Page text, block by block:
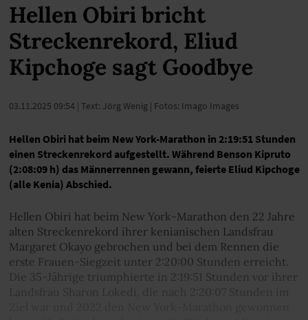
Hellen Obiri bricht
Streckenrekord, Eliud
Kipchoge sagt Goodbye
03.11.2025 09:54| Text: Jörg Wenig | Fotos: Imago Images
Hellen Obiri hat beim New York-Marathon in 2:19:51 Stunden
einen Streckenrekord aufgestellt. Während Benson Kipruto
(2:08:09 h) das Männerrennen gewann, feierte Eliud Kipchoge
(alle Kenia) Abschied.
Hellen Obiri hat beim New York-Marathon den 22 Jahre
alten Streckenrekord ihrer kenianischen Landsfrau
Margaret Okayo gebrochen und bei dem Rennen die
erste Frauen-Siegzeit unter 2:20:00 Stunden erreicht.
Die 35-Jährige triumphierte in 2:19:51 Stunden vor ihrer